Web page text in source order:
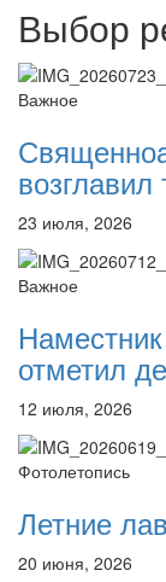
Выбор
Важное
23 июля, 2026
Важное
отметил
12 июля, 2026
Фотолетопись
Летние
20 июня, 2026